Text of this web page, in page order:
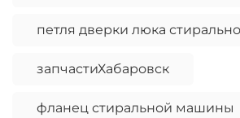
петля дверки люка
запчастиХабаровск
фланец стиральной машины